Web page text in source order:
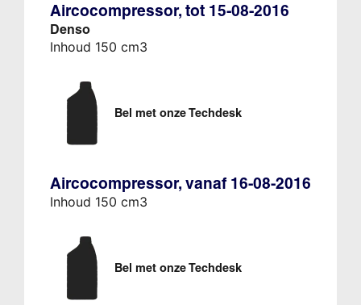
Aircocompressor, tot 15-08-2016
Denso
Inhoud 150 cm3
Bel met onze Techdesk
Aircocompressor, vanaf 16-08-2016
Inhoud 150 cm3
Bel met onze Techdesk